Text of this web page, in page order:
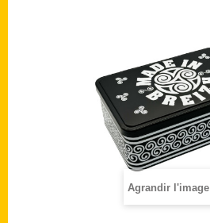
Agrandir l'image